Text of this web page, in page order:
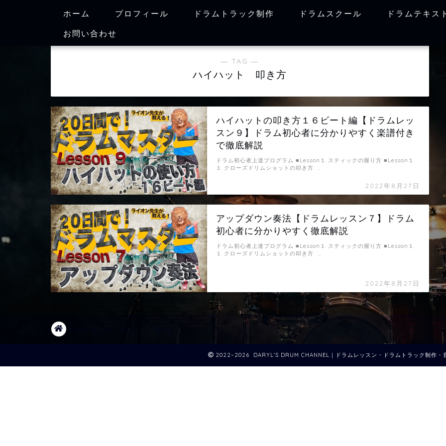
ホーム プロフィール ドラムトラック制作 ドラムスクール
ドラムテキス
お問い合わせ
― TAG ―
ハイハット 叩き方
ハイハットの叩き方１６ビート編【ドラムレッ
スン９】ドラム初心者に分かりやすく楽譜付き
で徹底解説
2022年8月27日
ドラム初心者上達プログラム ■Lesson１ スティックの握り方 ■Lesson１
１ クローズドリムショットの叩き方 …
アップダウン奏法【ドラムレッスン７】ドラム
初心者に分かりやすく徹底解説
2022年8月27日
ドラム初心者上達プログラム ■Lesson１ スティックの握り方 ■Lesson１
１ クローズドリムショットの叩き方 …
2022–2026 DARYL'S DRUM CHANNEL｜ドラムレッスン・ドラムトラック制作・